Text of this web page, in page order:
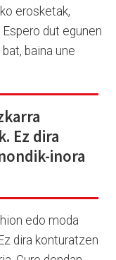
erosketak,
dut egunen
baina une
Ez dira
inora
edo moda
dira konturatzen